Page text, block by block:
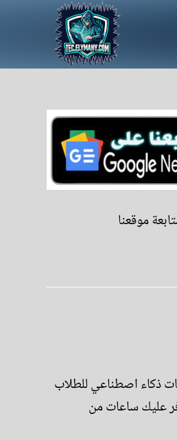
موقعنا
ذكاء اصطناعي للطلاب
(هتوفر عليك ساعات من